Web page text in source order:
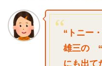
“トニー
雄三の
にも出て